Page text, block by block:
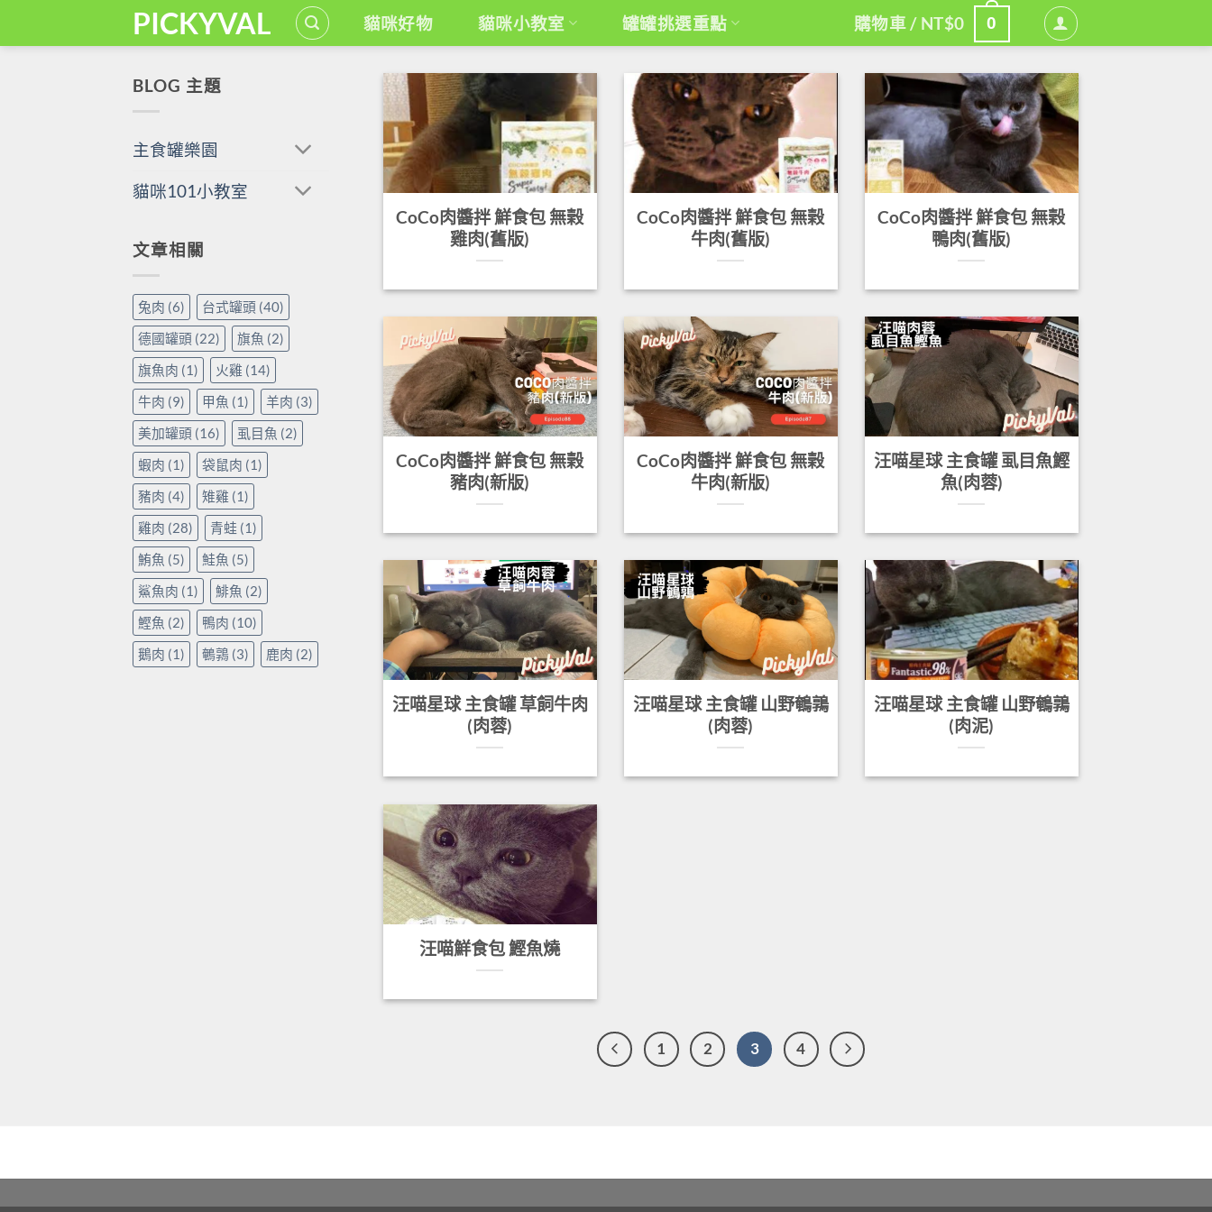
PICKYVAL 貓咪好物 貓咪小教室 罐罐挑選重點 購物車 / NT$0 0
BLOG 主題
主食罐樂園
貓咪101小教室
文章相關
兔肉 (6) 台式罐頭 (40)
德國罐頭 (22) 旗魚 (2)
旗魚肉 (1) 火雞 (14)
牛肉 (9) 甲魚 (1) 羊肉 (3)
美加罐頭 (16) 虱目魚 (2)
蝦肉 (1) 袋鼠肉 (1)
豬肉 (4) 雉雞 (1)
雞肉 (28) 青蛙 (1)
鮪魚 (5) 鮭魚 (5)
鯊魚肉 (1) 鯡魚 (2)
鰹魚 (2) 鴨肉 (10)
鵝肉 (1) 鵪鶉 (3) 鹿肉 (2)
CoCo肉醬拌 鮮食包 無榖
雞肉(舊版)
CoCo肉醬拌 鮮食包 無榖
牛肉(舊版)
CoCo肉醬拌 鮮食包 無榖
鴨肉(舊版)
CoCo肉醬拌 鮮食包 無榖
豬肉(新版)
CoCo肉醬拌 鮮食包 無榖
牛肉(新版)
汪喵星球 主食罐 虱目魚鰹
魚(肉蓉)
汪喵星球 主食罐 草飼牛肉
(肉蓉)
汪喵星球 主食罐 山野鵪鶉
(肉蓉)
汪喵星球 主食罐 山野鵪鶉
(肉泥)
汪喵鮮食包 鰹魚燒
1 2 3 4